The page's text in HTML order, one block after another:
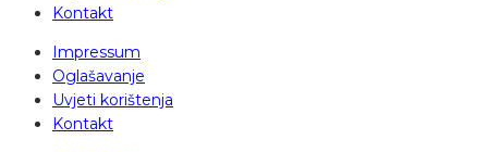
Kontakt
Impressum
Oglašavanje
Uvjeti korištenja
Kontakt